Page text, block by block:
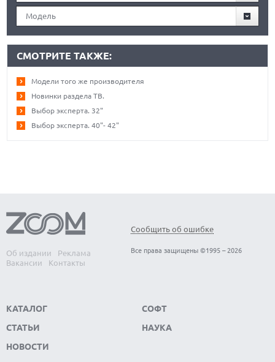
Модель
СМОТРИТЕ ТАКЖЕ:
Модели того же производителя
Новинки раздела ТВ.
Выбор эксперта. 32"
Выбор эксперта. 40"- 42"
Об издании
Реклама
Вакансии
Контакты
Сообщить об ошибке
Все права защищены ©1995 – 2026
КАТАЛОГ
СТАТЬИ
НОВОСТИ
СОФТ
НАУКА